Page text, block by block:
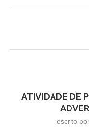
ATIVIDADE DE
escrito por